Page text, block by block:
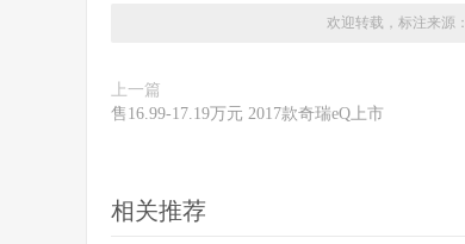
欢迎转载，标注来源：
上一篇
售16.99-17.19万元 2017款奇瑞eQ上市
相关推荐